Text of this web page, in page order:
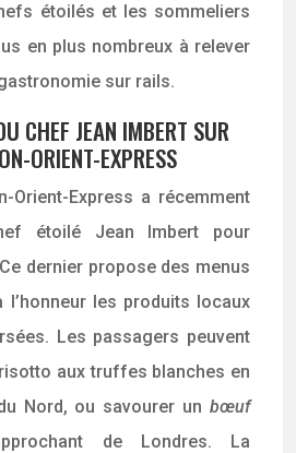
étoilés et les sommeliers
en plus nombreux à relever
sur rails.
CHEF JEAN IMBERT SUR
ORIENT-EXPRESS
Orient-Express a récemment
étoilé Jean Imbert pour
dernier propose des menus
l’honneur les produits locaux
Les passagers peuvent
aux truffes blanches en
Nord, ou savourer un bœuf
de Londres. La